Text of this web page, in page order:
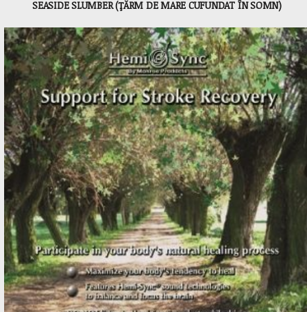
SEASIDE SLUMBER (ŢĂRM DE MARE CUFUNDAT ÎN SOMN)